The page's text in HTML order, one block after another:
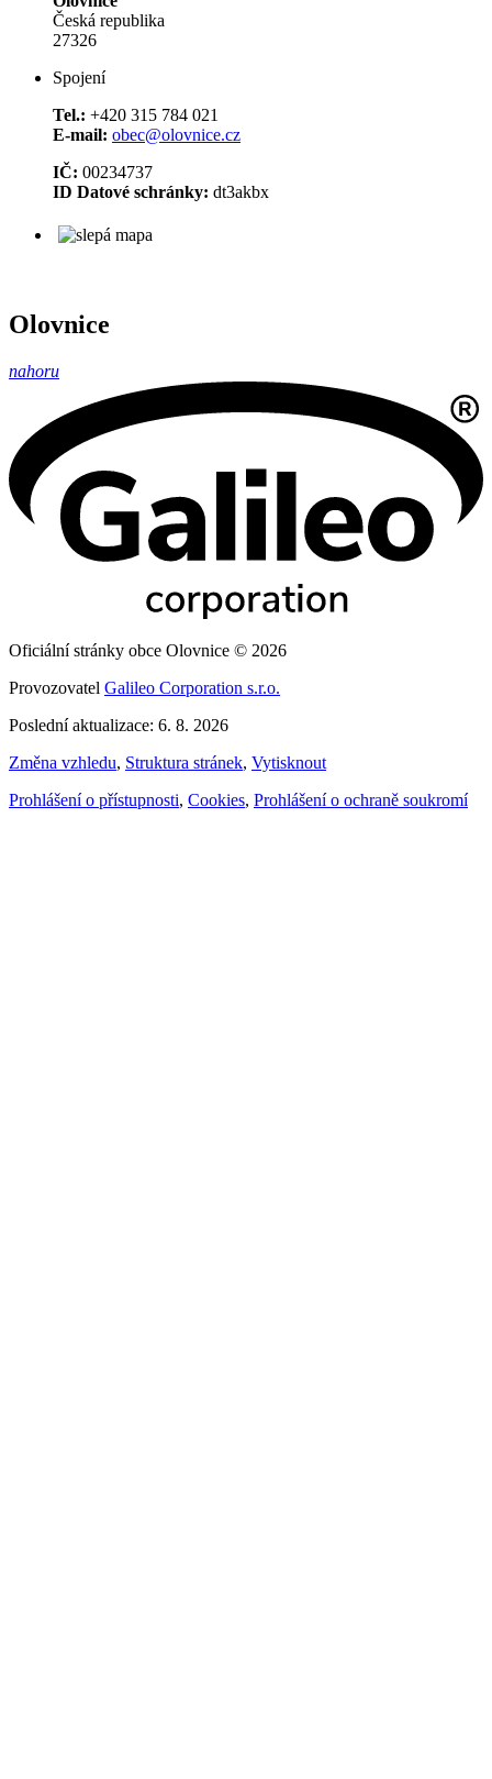
Česká republika
27326
Spojení
Tel.: +420 315 784 021
E-mail: obec@olovnice.cz
IČ: 00234737
ID Datové schránky: dt3akbx
Olovnice
nahoru
Oficiální stránky obce Olovnice © 2026
Provozovatel Galileo Corporation s.r.o.
Poslední aktualizace: 6. 8. 2026
Změna vzhledu, Struktura stránek, Vytisknout
Prohlášení o přístupnosti, Cookies, Prohlášení o ochraně soukromí